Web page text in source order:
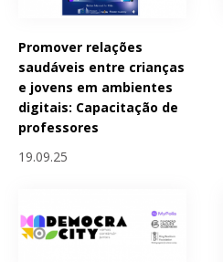
Promover relações
saudáveis entre crianças
e jovens em ambientes
digitais: Capacitação de
professores
19.09.25